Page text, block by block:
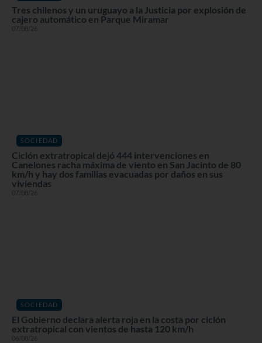
Tres chilenos y un uruguayo a la Justicia por explosión de
cajero automático en Parque Miramar
07/08/26
SOCIEDAD
Ciclón extratropical dejó 444 intervenciones en
Canelones racha máxima de viento en San Jacinto de 80
km/h y hay dos familias evacuadas por daños en sus
viviendas
07/08/26
SOCIEDAD
El Gobierno declara alerta roja en la costa por ciclón
extratropical con vientos de hasta 120 km/h
06/08/26